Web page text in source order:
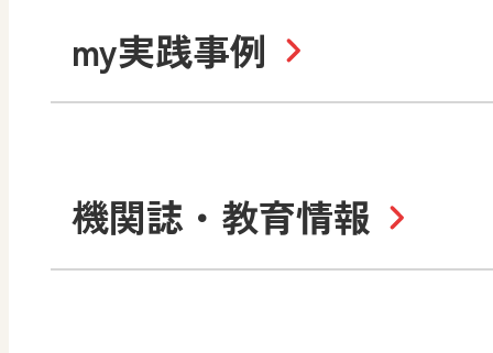
中学校
数学
美術
令和6年度版小学校・
令和7年度版中学校 デジ
サポートサイト
令和3年度版中学校 デジ
教材サポートサイト
my実践事例
小学校
書写（国語） 社会
機関誌・教育情報